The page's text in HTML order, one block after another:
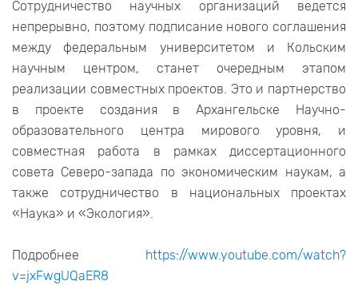
Сотрудничество научных организаций ведется
непрерывно, поэтому подписание нового соглашения
между федеральным университетом и Кольским
научным центром, станет очередным этапом
реализации совместных проектов. Это и партнерство
в проекте создания в Архангельске Научно-
образовательного центра мирового уровня, и
совместная работа в рамках диссертационного
совета Северо-запада по экономическим наукам, а
также сотрудничество в национальных проектах
«Наука» и «Экология».
Подробнее
https://www.youtube.com/watch?
v=jxFwgUQaER8